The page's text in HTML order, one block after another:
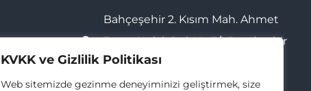
KVKK ve Gizlilik Politikası
Web sitemizde gezinme deneyiminizi geliştirmek, size
Bahçeşehir 2. Kısım Mah. Ahmet
Taner Kışlalı Bul. No:3/1 Başakşehir
/ İstanbul